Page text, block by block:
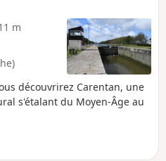
m
découvrirez Carentan, une
s'étalant du Moyen-Âge au